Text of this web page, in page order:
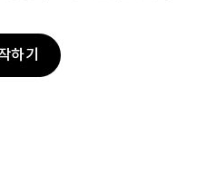
하기